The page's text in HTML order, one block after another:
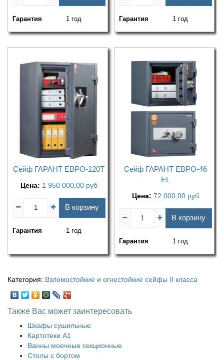
Гарантия 1 год Гарантия 1 год
Сейф ГАРАНТ ЕВРО-120Т
Цена: 1 950 000,00 руб
В корзину
Гарантия 1 год
Сейф ГАРАНТ ЕВРО-46
EL
Цена: 72 000,00 руб
В корзину
Гарантия 1 год
Категория: Взломостойкие и огнестойкие сейфы II класса
Также Вас может заинтересовать
Шкафы сушильные
Картотеки А1
Ванны моечные секционные
Столы с бортом